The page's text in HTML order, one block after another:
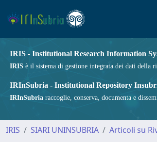
IRIS - Institutional Research Information
IRIS è il sistema di gestione integrata dei dati della
IRInSubria - Institutional Repository
IRInSubria raccoglie, conserva, documenta e
IRIS SIARI UNINSUBRIA Articoli su